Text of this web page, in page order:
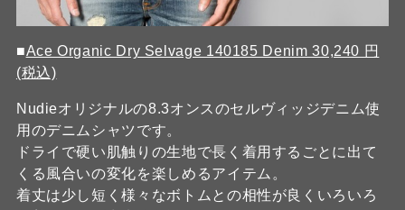
■Ace Organic Dry Selvage 140185 Denim 30,240 円
(税込)
Nudieオリジナルの8.3オンスのセルヴィッジデニム使
用のデニムシャツです。
ドライで硬い肌触りの生地で長く着用するごとに出て
くる風合いの変化を楽しめるアイテム。
着丈は少し短く様々なボトムとの相性が良くいろいろ